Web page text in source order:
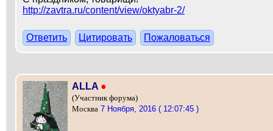
http://zavtra.ru/content/view/oktyabr-2/
Ответить Цитировать Пожаловаться
ALLA ●
(Участник форума)
Москва 7 Ноября, 2016 ( 12:07:45 )